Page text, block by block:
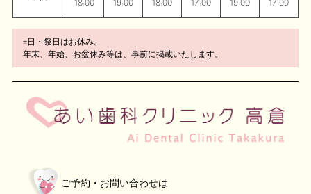
18:00
19:00
18:00
17:00
19:00
17:00
※日・祭日はお休み。
年末、年始、お盆休み等は、事前に掲載いたします。
ご予約・お問い合わせは